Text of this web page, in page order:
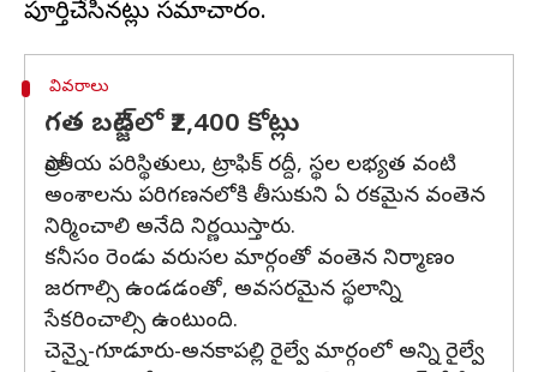
వివరాలు
గత బడ్జెట్‌లో ₹2,400 కోట్లు
ప్రాంతీయ పరిస్థితులు, ట్రాఫిక్ రద్దీ, స్థల లభ్యత వంటి
అంశాలను పరిగణనలోకి తీసుకుని ఏ రకమైన వంతెన
నిర్మించాలి అనేది నిర్ణయిస్తారు.
కనీసం రెండు వరుసల మార్గంతో వంతెన నిర్మాణం
జరగాల్సి ఉండడంతో, అవసరమైన స్థలాన్ని
సేకరించాల్సి ఉంటుంది.
చెన్నై-గూడూరు-అనకాపల్లి రైల్వే మార్గంలో అన్ని రైల్వే